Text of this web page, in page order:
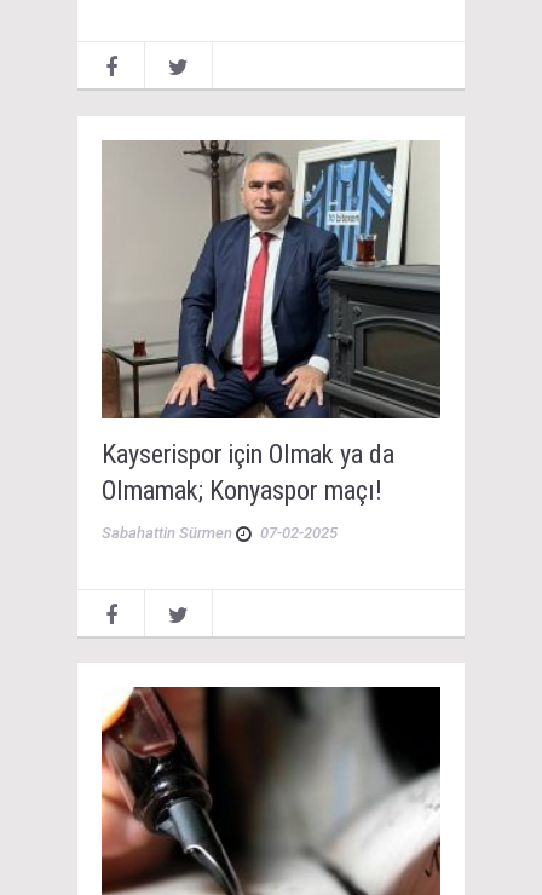
Kayserispor için Olmak ya da
Olmamak; Konyaspor maçı!
Sabahattin Sürmen 07-02-2025